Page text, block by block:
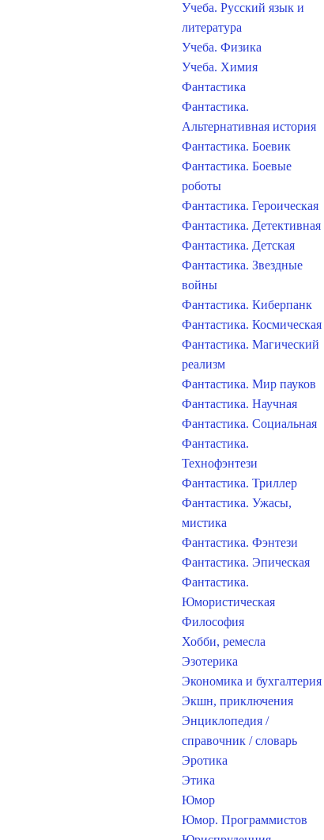
Учеба. Русский язык и
литература
Учеба. Физика
Учеба. Химия
Фантастика
Фантастика.
Альтернативная история
Фантастика. Боевик
Фантастика. Боевые
роботы
Фантастика. Героическая
Фантастика. Детективная
Фантастика. Детская
Фантастика. Звездные
войны
Фантастика. Киберпанк
Фантастика. Космическая
Фантастика. Магический
реализм
Фантастика. Мир пауков
Фантастика. Научная
Фантастика. Социальная
Фантастика.
Технофэнтези
Фантастика. Триллер
Фантастика. Ужасы,
мистика
Фантастика. Фэнтези
Фантастика. Эпическая
Фантастика.
Юмористическая
Философия
Хобби, ремесла
Эзотерика
Экономика и бухгалтерия
Экшн, приключения
Энциклопедия /
справочник / словарь
Эротика
Этика
Юмор
Юмор. Программистов